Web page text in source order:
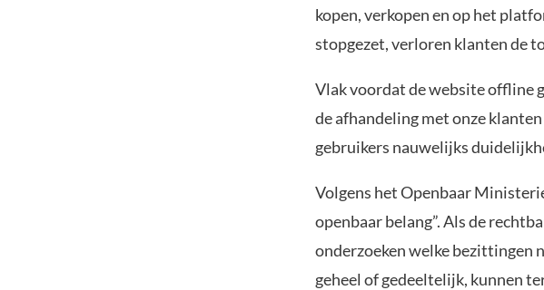
kopen, verkopen en op het
stopgezet, verloren klanten de
Vlak voordat de website offline
de afhandeling met onze
gebruikers nauwelijks
Volgens het Openbaar
openbaar belang”. Als de
onderzoeken welke bezittingen
geheel of gedeeltelijk, kunnen